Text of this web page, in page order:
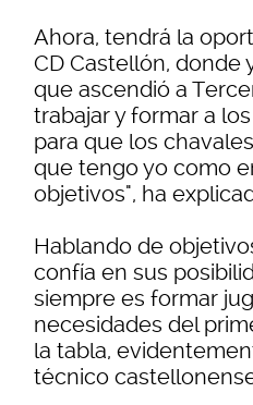
Ahora, tendrá la
CD Castellón,
que ascendió a
trabajar y formar a
para que los
que tengo yo como
objetivos", ha
Hablando de
confía en sus
siempre es formar
necesidades del
la tabla,
técnico